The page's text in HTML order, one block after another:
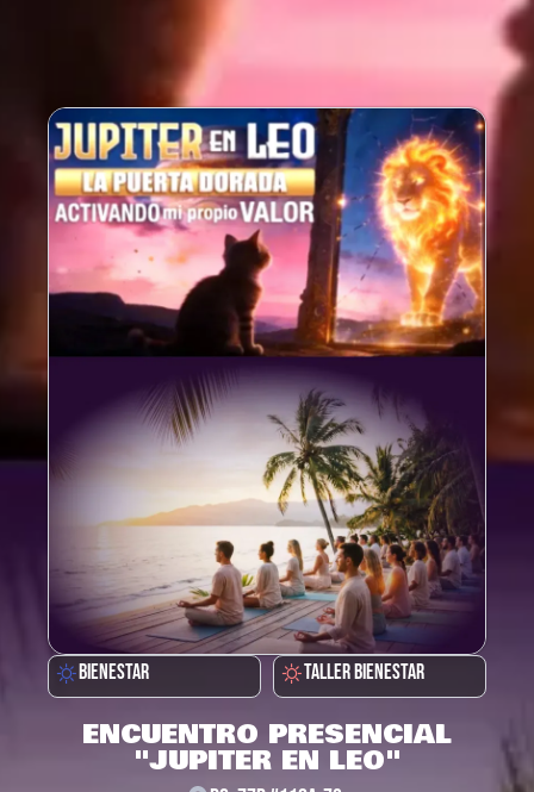
BIENESTAR TALLER BIENESTAR
ENCUENTRO PRESENCIAL
"JUPITER EN LEO"